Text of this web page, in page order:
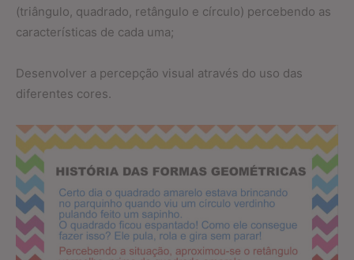
(triângulo, quadrado, retângulo e círculo) percebendo as
características de cada uma;
Desenvolver a percepção visual através do uso das
diferentes cores.